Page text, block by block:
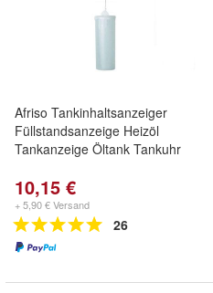
Afriso Tankinhaltsanzeiger
Füllstandsanzeige Heizöl
Tankanzeige Öltank Tankuhr
10,15 €
+ 5,90 € Versand
26